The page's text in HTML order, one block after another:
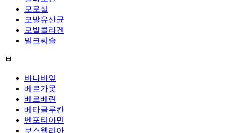
모로실
모발유산균
모발콜라겐
밀크씨슬
ㅂ
바나바잎
베르가못
베르베린
베타글루칸
벤포티아민
보스웰리아